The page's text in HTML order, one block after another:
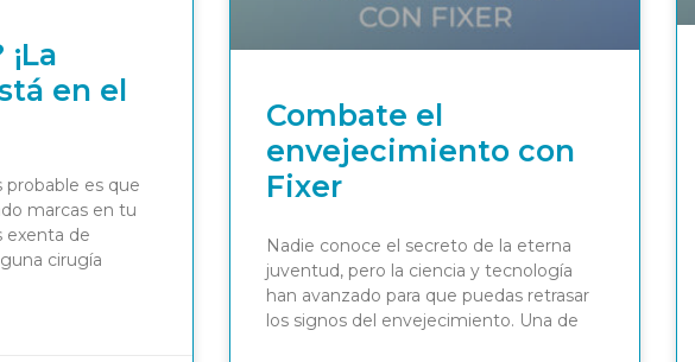
en el
probable es que
marcas en tu
exenta de
cirugía
Combate el
envejecimiento con
Fixer
Nadie conoce el secreto de la eterna
juventud, pero la ciencia y tecnología
han avanzado para que puedas retrasar
los signos del envejecimiento. Una de